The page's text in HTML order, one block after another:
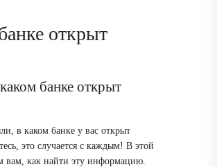
открыт
банке открыт
в каком банке у вас открыт
это случается с каждым! В этой
вам, как найти эту информацию.